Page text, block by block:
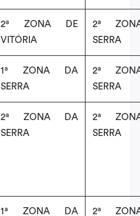
2ª ZONA DE
VITÓRIA
2ª
SERRA
1ª ZONA DA
SERRA
2ª
SERRA
2ª ZONA DA
SERRA
2ª
SERRA
1ª ZONA DA 2ª